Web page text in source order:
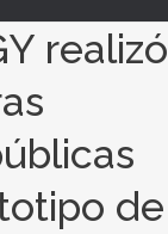
realizó
de